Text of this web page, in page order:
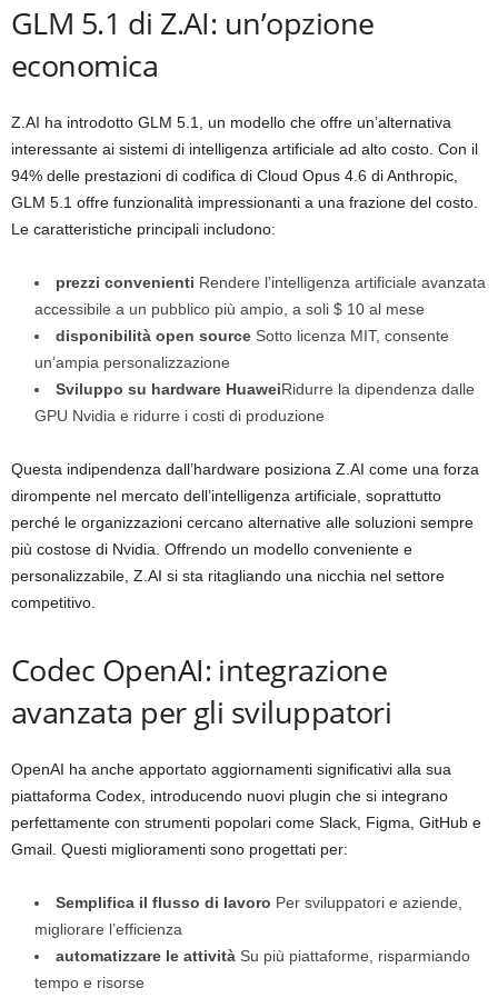
GLM 5.1 di Z.AI: un’opzione
economica
Z.AI ha introdotto GLM 5.1, un modello che offre un’alternativa
interessante ai sistemi di intelligenza artificiale ad alto costo. Con il
94% delle prestazioni di codifica di Cloud Opus 4.6 di Anthropic,
GLM 5.1 offre funzionalità impressionanti a una frazione del costo.
Le caratteristiche principali includono:
prezzi convenienti Rendere l’intelligenza artificiale avanzata
accessibile a un pubblico più ampio, a soli $ 10 al mese
disponibilità open source Sotto licenza MIT, consente
un’ampia personalizzazione
Sviluppo su hardware HuaweiRidurre la dipendenza dalle
GPU Nvidia e ridurre i costi di produzione
Questa indipendenza dall’hardware posiziona Z.AI come una forza
dirompente nel mercato dell’intelligenza artificiale, soprattutto
perché le organizzazioni cercano alternative alle soluzioni sempre
più costose di Nvidia. Offrendo un modello conveniente e
personalizzabile, Z.AI si sta ritagliando una nicchia nel settore
competitivo.
Codec OpenAI: integrazione
avanzata per gli sviluppatori
OpenAI ha anche apportato aggiornamenti significativi alla sua
piattaforma Codex, introducendo nuovi plugin che si integrano
perfettamente con strumenti popolari come Slack, Figma, GitHub e
Gmail. Questi miglioramenti sono progettati per:
Semplifica il flusso di lavoro Per sviluppatori e aziende,
migliorare l’efficienza
automatizzare le attività Su più piattaforme, risparmiando
tempo e risorse